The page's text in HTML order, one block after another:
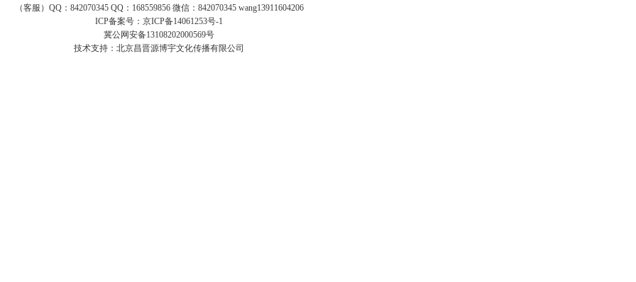
（客服）QQ：842070345 QQ：168559856 微信：842070345 wang13911604206
ICP备案号： 京ICP备14061253号-1
冀公网安备13108202000569号
技术支持： 北京昌晋源博宇文化传播有限公司